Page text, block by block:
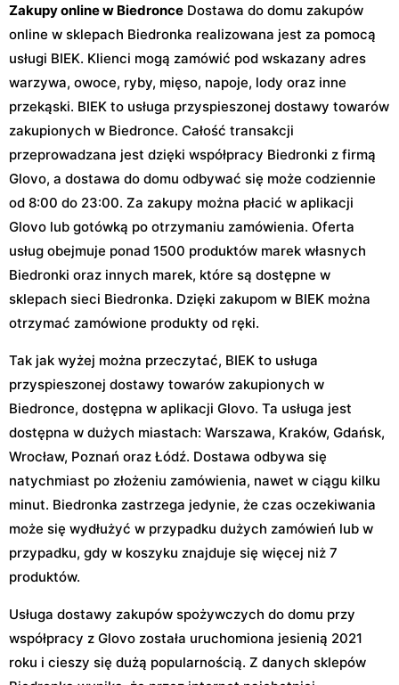
Zakupy online w Biedronce Dostawa do domu zakupów
online w sklepach Biedronka realizowana jest za pomocą
usługi BIEK. Klienci mogą zamówić pod wskazany adres
warzywa, owoce, ryby, mięso, napoje, lody oraz inne
przekąski. BIEK to usługa przyspieszonej dostawy towarów
zakupionych w Biedronce. Całość transakcji
przeprowadzana jest dzięki współpracy Biedronki z firmą
Glovo, a dostawa do domu odbywać się może codziennie
od 8:00 do 23:00. Za zakupy można płacić w aplikacji
Glovo lub gotówką po otrzymaniu zamówienia. Oferta
usług obejmuje ponad 1500 produktów marek własnych
Biedronki oraz innych marek, które są dostępne w
sklepach sieci Biedronka. Dzięki zakupom w BIEK można
otrzymać zamówione produkty od ręki.
Tak jak wyżej można przeczytać, BIEK to usługa
przyspieszonej dostawy towarów zakupionych w
Biedronce, dostępna w aplikacji Glovo. Ta usługa jest
dostępna w dużych miastach: Warszawa, Kraków, Gdańsk,
Wrocław, Poznań oraz Łódź. Dostawa odbywa się
natychmiast po złożeniu zamówienia, nawet w ciągu kilku
minut. Biedronka zastrzega jedynie, że czas oczekiwania
może się wydłużyć w przypadku dużych zamówień lub w
przypadku, gdy w koszyku znajduje się więcej niż 7
produktów.
Usługa dostawy zakupów spożywczych do domu przy
współpracy z Glovo została uruchomiona jesienią 2021
roku i cieszy się dużą popularnością. Z danych sklepów